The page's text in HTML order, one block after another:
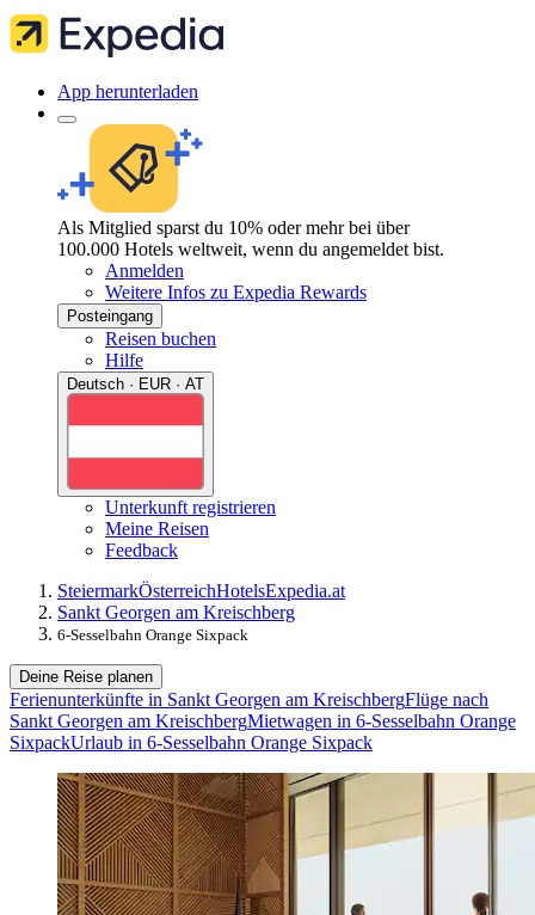
App herunterladen
Als Mitglied sparst du 10% oder mehr bei über
100.000 Hotels weltweit, wenn du angemeldet bist.
Anmelden
Weitere Infos zu Expedia Rewards
Posteingang
Reisen buchen
Hilfe
Deutsch · EUR · AT
Unterkunft registrieren
Meine Reisen
Feedback
SteiermarkÖsterreichHotelsExpedia.at
Sankt Georgen am Kreischberg
6-Sesselbahn Orange Sixpack
Deine Reise planen
Ferienunterkünfte in Sankt Georgen am KreischbergFlüge nach
Sankt Georgen am KreischbergMietwagen in 6-Sesselbahn Orange
SixpackUrlaub in 6-Sesselbahn Orange Sixpack